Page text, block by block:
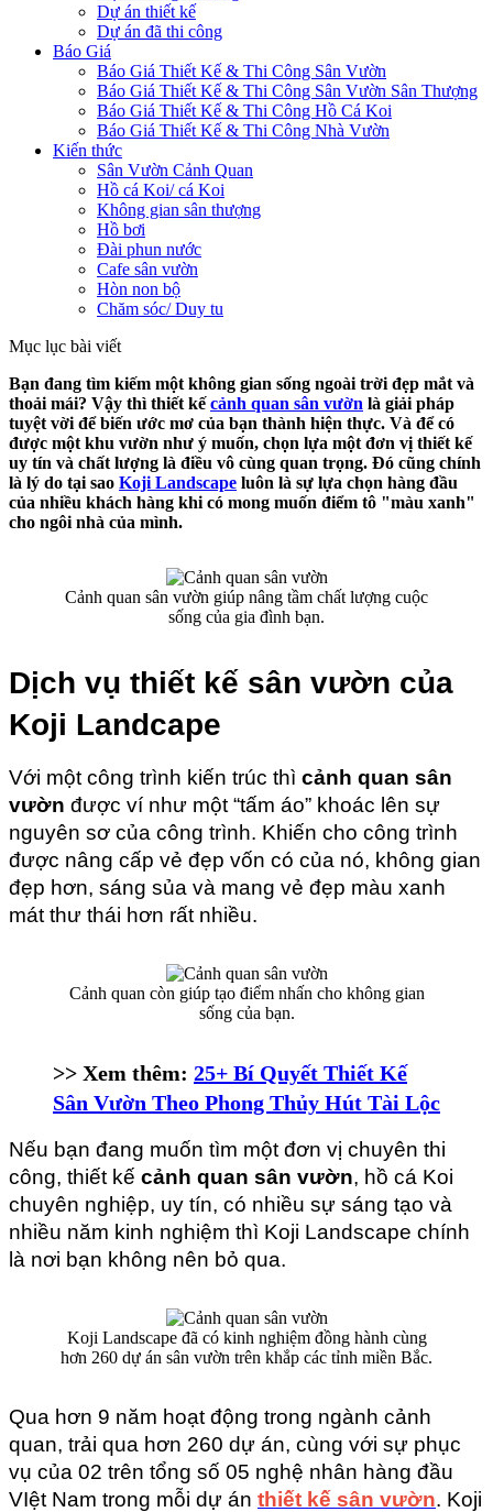
Dự án thiết kế
Dự án đã thi công
Báo Giá
Báo Giá Thiết Kế & Thi Công Sân Vườn
Báo Giá Thiết Kế & Thi Công Sân Vườn Sân Thượng
Báo Giá Thiết Kế & Thi Công Hồ Cá Koi
Báo Giá Thiết Kế & Thi Công Nhà Vườn
Kiến thức
Sân Vườn Cảnh Quan
Hồ cá Koi/ cá Koi
Không gian sân thượng
Hồ bơi
Đài phun nước
Cafe sân vườn
Hòn non bộ
Chăm sóc/ Duy tu
Mục lục bài viết
Bạn đang tìm kiếm một không gian sống ngoài trời đẹp mắt và
thoải mái? Vậy thì thiết kếcảnh quan sân vườn là giải pháp
tuyệt vời để biến ước mơ của bạn thành hiện thực. Và để có
được một khu vườn như ý muốn, chọn lựa một đơn vị thiết kế
uy tín và chất lượng là điều vô cùng quan trọng. Đó cũng chính
là lý do tại sao Koji Landscape luôn là sự lựa chọn hàng đầu
của nhiều khách hàng khi có mong muốn điểm tô "màu xanh"
cho ngôi nhà của mình.
Cảnh quan sân vườn giúp nâng tầm chất lượng cuộc
sống của gia đình bạn.
Dịch vụ thiết kế sân vườn của
Koji Landcape
Với một công trình kiến trúc thì cảnh quan sân
vườn được ví như một “tấm áo” khoác lên sự
nguyên sơ của công trình. Khiến cho công trình
được nâng cấp vẻ đẹp vốn có của nó, không gian
đẹp hơn, sáng sủa và mang vẻ đẹp màu xanh
mát thư thái hơn rất nhiều.
Cảnh quan còn giúp tạo điểm nhấn cho không gian
sống của bạn.
>> Xem thêm: 25+ Bí Quyết Thiết Kế
Sân Vườn Theo Phong Thủy Hút Tài Lộc
Nếu bạn đang muốn tìm một đơn vị chuyên thi
công, thiết kế cảnh quan sân vườn, hồ cá Koi
chuyên nghiệp, uy tín, có nhiều sự sáng tạo và
nhiều năm kinh nghiệm thì Koji Landscape chính
là nơi bạn không nên bỏ qua.
Koji Landscape đã có kinh nghiệm đồng hành cùng
hơn 260 dự án sân vườn trên khắp các tỉnh miền Bắc.
Qua hơn 9 năm hoạt động trong ngành cảnh
quan, trải qua hơn 260 dự án, cùng với sự phục
vụ của 02 trên tổng số 05 nghệ nhân hàng đầu
VIệt Nam trong mỗi dự án thiết kế sân vườn. Koji